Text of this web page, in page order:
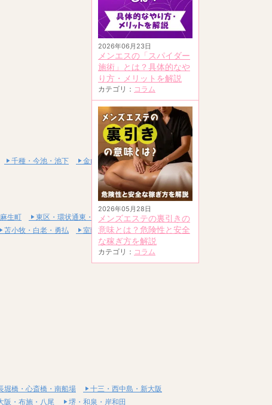
2026年06月23日
メンエスの「スパイダー
施術」とは？具体的なや
り方・メリットを解説
カテゴリ： コラム
2026年05月28日
メンズエステの裏引きの
意味とは？危険性と安全
な稼ぎ方を解説
カテゴリ： コラム
千種・今池・池下
金山・熱田
生町
東区・環状通東・新道東
苫小牧・白老・勇払 室蘭・登別・伊達
堀橋・心斎橋・南船場
十三・西中島・新大阪
阪・布施・八尾 堺・和泉・岸和田